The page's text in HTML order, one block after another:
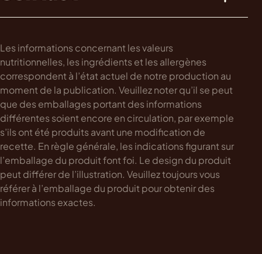
Les informations concernant les valeurs
nutritionnelles, les ingrédients et les allergènes
correspondent à l’état actuel de notre production au
moment de la publication. Veuillez noter qu’il se peut
que des emballages portant des informations
différentes soient encore en circulation, par exemple
s’ils ont été produits avant une modification de
recette. En règle générale, les indications figurant sur
l’emballage du produit font foi. Le design du produit
peut différer de l’illustration. Veuillez toujours vous
référer à l’emballage du produit pour obtenir des
informations exactes.